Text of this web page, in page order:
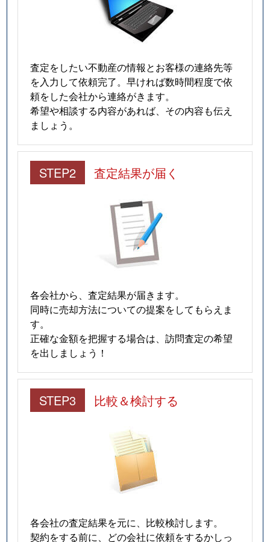
査定をしたい不動産の情報とお客様の連絡先等
を入力して依頼完了。早ければ数時間程度で依
頼をした会社から連絡がきます。
希望や相談する内容があれば、その内容も伝え
ましょう。
STEP2 査定結果が届く
各会社から、査定結果が届きます。
同時に売却方法についての提案をしてもらえま
す。
正確な金額を把握する場合は、訪問査定の希望
を出しましょう！
STEP3 比較＆検討する
各会社の査定結果を元に、比較検討します。
契約をする前に、どの会社に依頼をするかしっ